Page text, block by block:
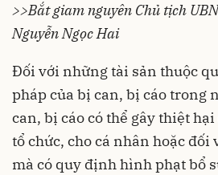
>>Bắt giam nguyên Chủ tịch
Nguyễn Ngọc Hai
Đối với những tài sản thuộc
pháp của bị can, bị cáo trong
can, bị cáo có thể gây thiệt
tổ chức, cho cá nhân hoặc
mà có quy định hình phạt bổ